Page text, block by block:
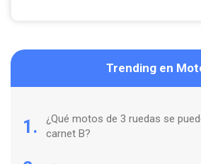
Trending en
1.
¿Qué motos de 3 ruedas se
carnet B?